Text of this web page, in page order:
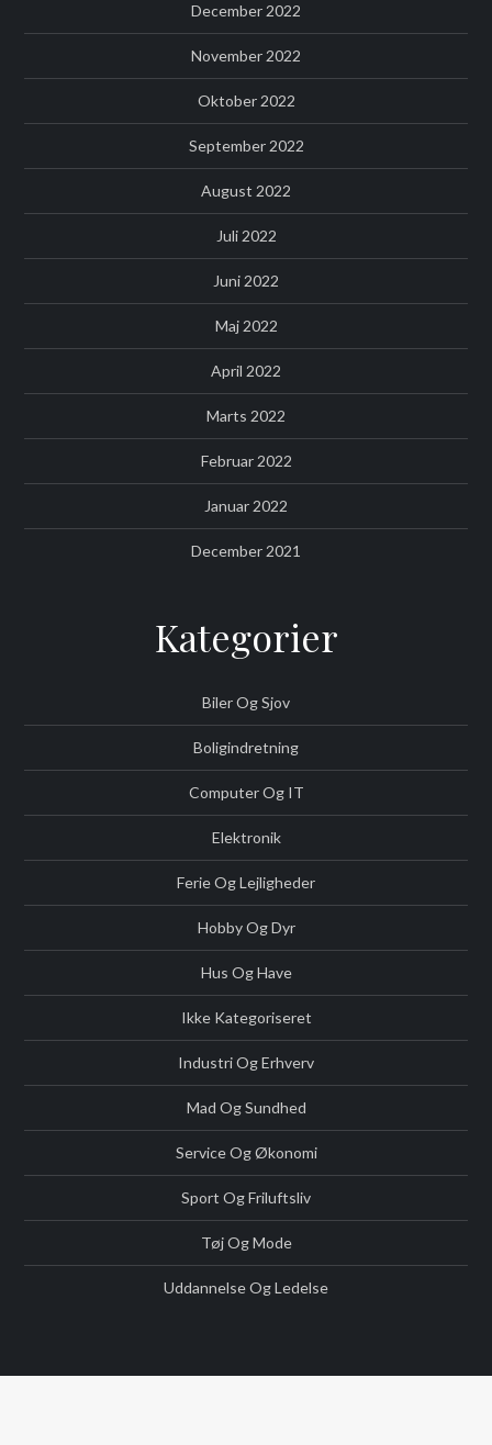
December 2022
November 2022
Oktober 2022
September 2022
August 2022
Juli 2022
Juni 2022
Maj 2022
April 2022
Marts 2022
Februar 2022
Januar 2022
December 2021
Kategorier
Biler Og Sjov
Boligindretning
Computer Og IT
Elektronik
Ferie Og Lejligheder
Hobby Og Dyr
Hus Og Have
Ikke Kategoriseret
Industri Og Erhverv
Mad Og Sundhed
Service Og Økonomi
Sport Og Friluftsliv
Tøj Og Mode
Uddannelse Og Ledelse